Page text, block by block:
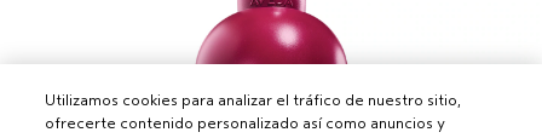
Utilizamos cookies para analizar el tráfico de nuestro sitio,
ofrecerte contenido personalizado así como anuncios y